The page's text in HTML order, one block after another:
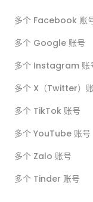
多个 Facebook 账
多个 Google 账号
多个 Instagram 账
多个 X（Twitter）
多个 TikTok 账号
多个 YouTube 账号
多个 Zalo 账号
多个 Tinder 账号